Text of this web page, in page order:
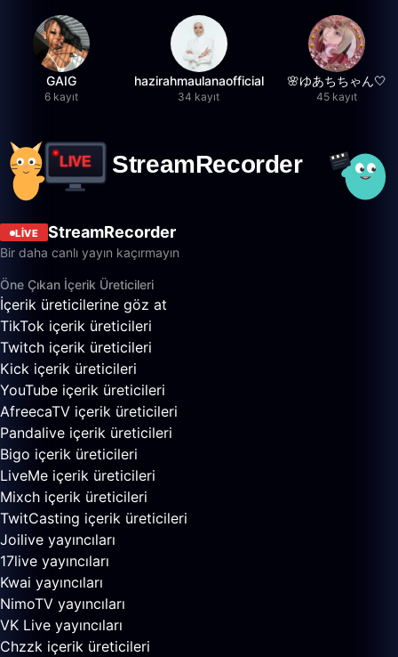
GAIG
6 kayıt
hazirahmaulanaofficial
34 kayıt
🌸ゆあちちゃん🤍
45 kayıt
LIVE StreamRecorder
Bir daha canlı yayın kaçırmayın
Öne Çıkan İçerik Üreticileri
İçerik üreticilerine göz at
TikTok içerik üreticileri
Twitch içerik üreticileri
Kick içerik üreticileri
YouTube içerik üreticileri
AfreecaTV içerik üreticileri
Pandalive içerik üreticileri
Bigo içerik üreticileri
LiveMe içerik üreticileri
Mixch içerik üreticileri
TwitCasting içerik üreticileri
Joilive yayıncıları
17live yayıncıları
Kwai yayıncıları
NimoTV yayıncıları
VK Live yayıncıları
Chzzk içerik üreticileri